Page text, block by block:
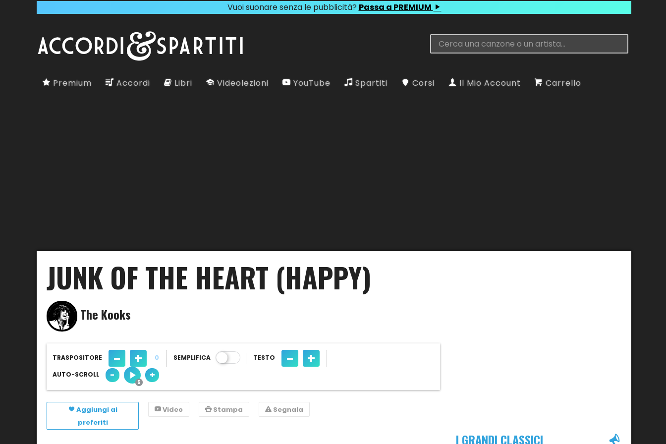
Vuoi suonare senza le pubblicità? Passa a PREMIUM
Premium Accordi Libri Videolezioni YouTube Spartiti Corsi Il Mio Account Carrello
JUNK OF THE HEART (HAPPY)
The Kooks
TRASPOSITORE - + 0 SEMPLIFICA TESTO - +
AUTO-SCROLL - +
Aggiungi ai
preferiti
Video Stampa Segnala
I GRANDI CLASSICI